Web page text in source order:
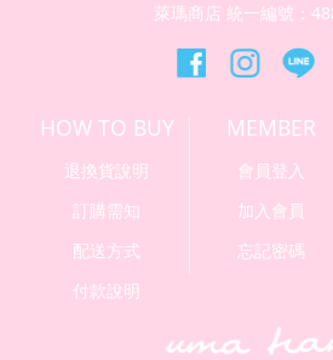
萊瑪商店 統一編號：
HOW TO BUY
退換貨說明
訂購需知
配送方式
付款說明
MEMBER
會員登入
加入會員
忘記密碼